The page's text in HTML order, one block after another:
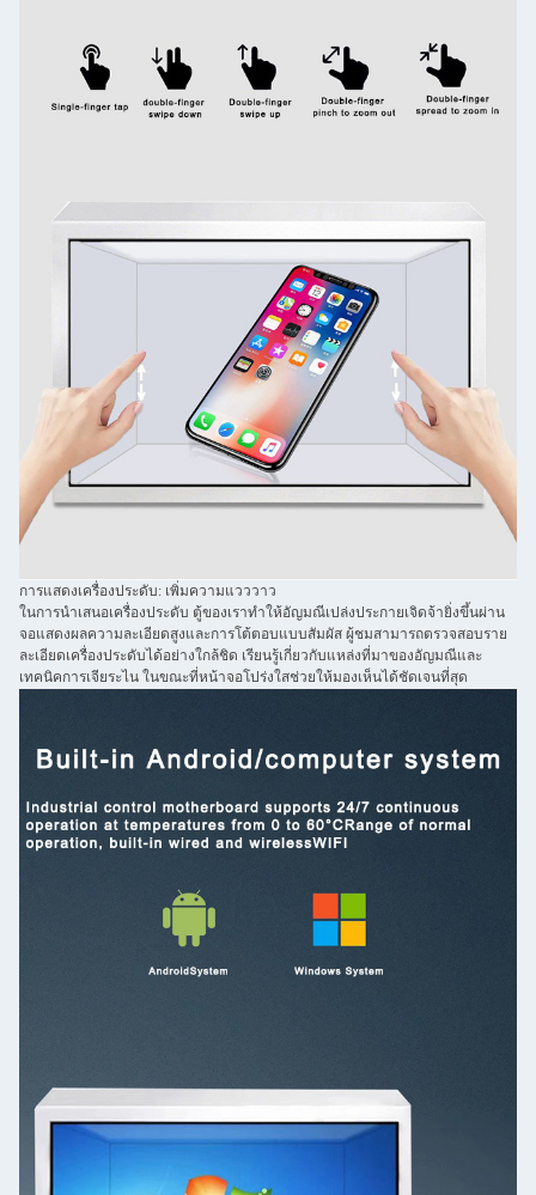
การแสดงเครื่องประดับ: เพิ่มความแวววาว
ในการนำเสนอเครื่องประดับ ตู้ของเราทำให้อัญมณีเปล่งประกายเจิดจ้ายิ่งขึ้นผ่าน
จอแสดงผลความละเอียดสูงและการโต้ตอบแบบสัมผัส ผู้ชมสามารถตรวจสอบราย
ละเอียดเครื่องประดับได้อย่างใกล้ชิด เรียนรู้เกี่ยวกับแหล่งที่มาของอัญมณีและ
เทคนิคการเจียระไน ในขณะที่หน้าจอโปร่งใสช่วยให้มองเห็นได้ชัดเจนที่สุด